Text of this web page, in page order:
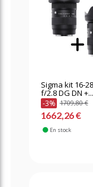
Sigma kit 16-
f/2.8 DG DN +...
-3% 1709,80 €
1662,26 €
En stock